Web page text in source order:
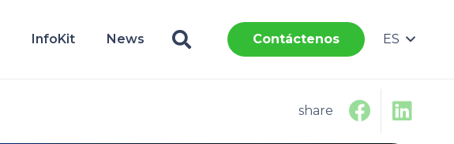
InfoKit News Contáctenos ES
share